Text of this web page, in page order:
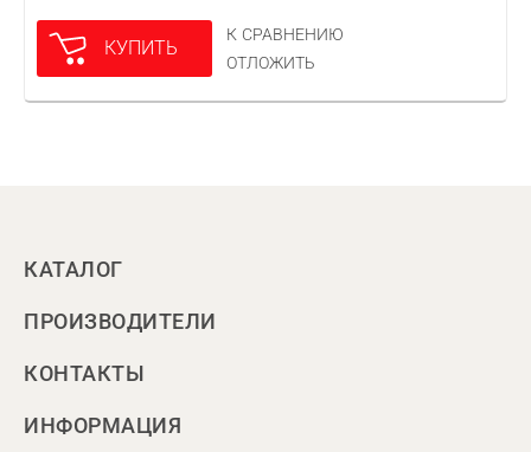
КУПИТЬ
К СРАВНЕНИЮ
ОТЛОЖИТЬ
КАТАЛОГ
ПРОИЗВОДИТЕЛИ
КОНТАКТЫ
ИНФОРМАЦИЯ